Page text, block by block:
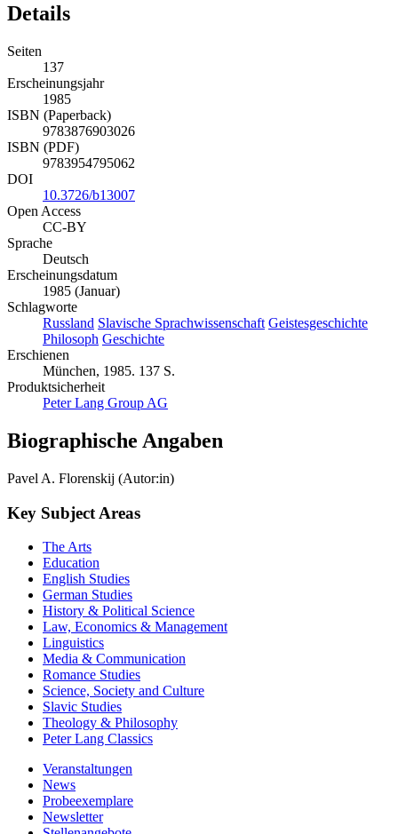
Details
Seiten
137
Erscheinungsjahr
1985
ISBN (Paperback)
9783876903026
ISBN (PDF)
9783954795062
DOI
10.3726/b13007
Open Access
CC-BY
Sprache
Deutsch
Erscheinungsdatum
1985 (Januar)
Schlagworte
Russland Slavische Sprachwissenschaft Geistesgeschichte
Philosoph Geschichte
Erschienen
München, 1985. 137 S.
Produktsicherheit
Peter Lang Group AG
Biographische Angaben
Pavel A. Florenskij (Autor:in)
Key Subject Areas
The Arts
Education
English Studies
German Studies
History & Political Science
Law, Economics & Management
Linguistics
Media & Communication
Romance Studies
Science, Society and Culture
Slavic Studies
Theology & Philosophy
Peter Lang Classics
Veranstaltungen
News
Probeexemplare
Newsletter